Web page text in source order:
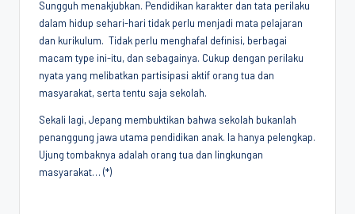
Sungguh menakjubkan. Pendidikan karakter dan tata perilaku
dalam hidup sehari-hari tidak perlu menjadi mata pelajaran
dan kurikulum. Tidak perlu menghafal definisi, berbagai
macam type ini-itu, dan sebagainya. Cukup dengan perilaku
nyata yang melibatkan partisipasi aktif orang tua dan
masyarakat, serta tentu saja sekolah.
Sekali lagi, Jepang membuktikan bahwa sekolah bukanlah
penanggung jawa utama pendidikan anak. Ia hanya pelengkap.
Ujung tombaknya adalah orang tua dan lingkungan
masyarakat… (*)